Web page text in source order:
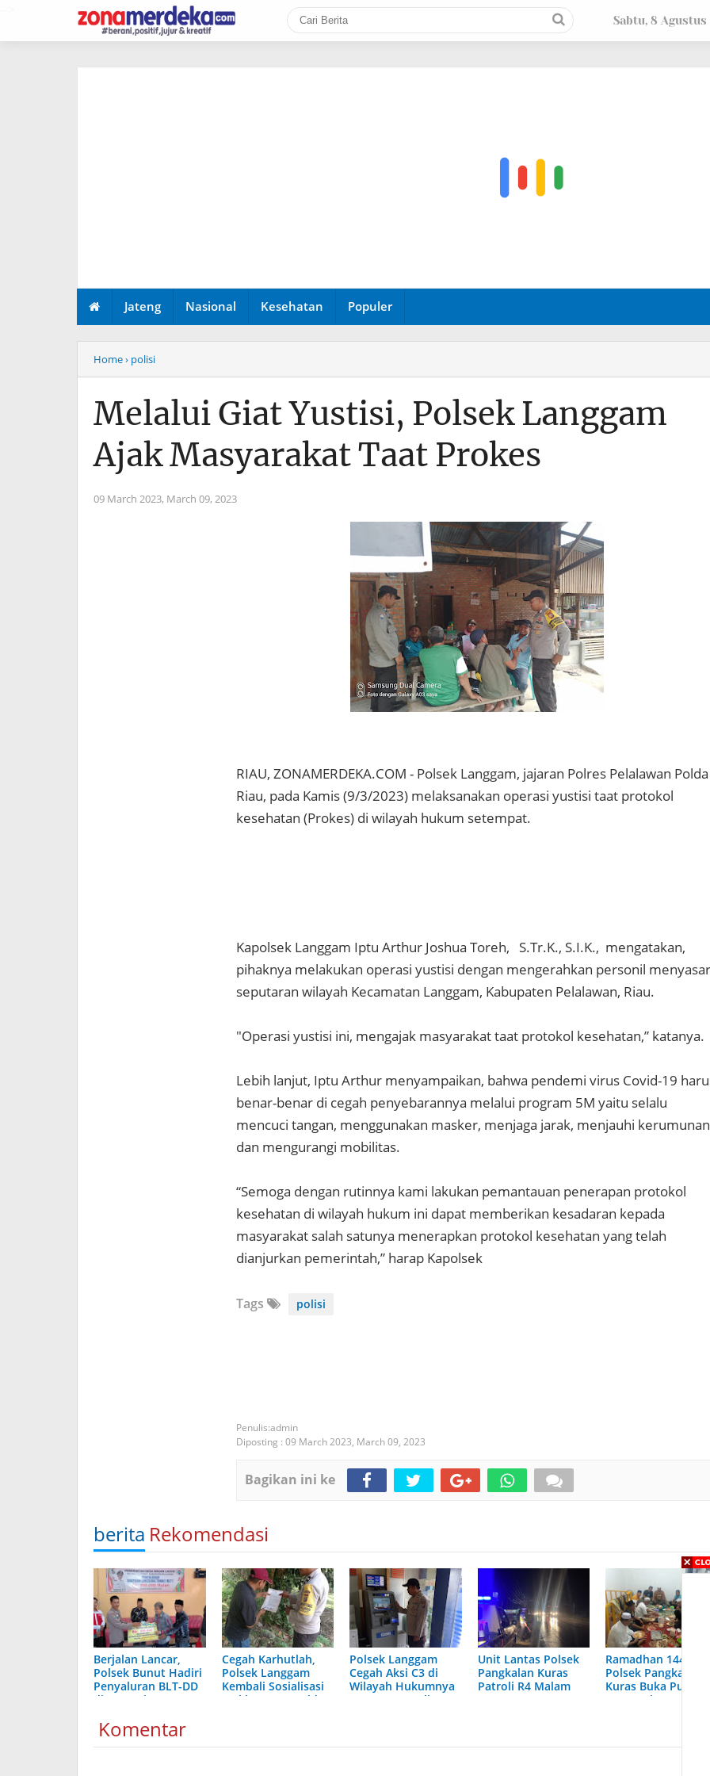
Sabtu, 8 Agustus
Jateng Nasional Kesehatan Populer
Home› polisi
Melalui Giat Yustisi, Polsek Langgam
Ajak Masyarakat Taat Prokes
09 March 2023, March 09, 2023
RIAU, ZONAMERDEKA.COM - Polsek Langgam, jajaran Polres Pelalawan Polda
Riau, pada Kamis (9/3/2023) melaksanakan operasi yustisi taat protokol
kesehatan (Prokes) di wilayah hukum setempat.
Kapolsek Langgam Iptu Arthur Joshua Toreh, S.Tr.K., S.I.K., mengatakan,
pihaknya melakukan operasi yustisi dengan mengerahkan personil menyasar
seputaran wilayah Kecamatan Langgam, Kabupaten Pelalawan, Riau.
"Operasi yustisi ini, mengajak masyarakat taat protokol kesehatan,” katanya.
Lebih lanjut, Iptu Arthur menyampaikan, bahwa pendemi virus Covid-19
benar-benar di cegah penyebarannya melalui program 5M yaitu selalu
mencuci tangan, menggunakan masker, menjaga jarak, menjauhi
dan mengurangi mobilitas.
“Semoga dengan rutinnya kami lakukan pemantauan penerapan protokol
kesehatan di wilayah hukum ini dapat memberikan kesadaran kepada
masyarakat salah satunya menerapkan protokol kesehatan yang telah
dianjurkan pemerintah,” harap Kapolsek
Tags polisi
admin
Diposting : 09 March 2023, March 09, 2023
Bagikan ini ke
berita Rekomendasi
Berjalan Lancar,
Polsek Bunut Hadiri
Penyaluran BLT-DD
di Desa Binaan
Cegah Karhutlah,
Polsek Langgam
Kembali Sosialisasi
Maklumat Kapolda
Polsek Langgam
Cegah Aksi C3 di
Wilayah Hukumnya
Dengan Patroli
Unit Lantas Polsek
Pangkalan Kuras
Patroli R4 Malam
Ramadhan 1444 H,
Polsek Pangkalan
Kuras Buka Puasa
Harmoni
Komentar